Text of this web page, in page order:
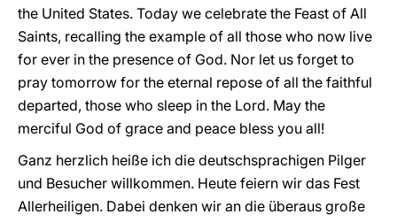
the United States. Today we celebrate the Feast of All
Saints, recalling the example of all those who now live
for ever in the presence of God. Nor let us forget to
pray tomorrow for the eternal repose of all the faithful
departed, those who sleep in the Lord. May the
merciful God of grace and peace bless you all!
Ganz herzlich heiße ich die deutschsprachigen Pilger
und Besucher willkommen. Heute feiern wir das Fest
Allerheiligen. Dabei denken wir an die überaus große